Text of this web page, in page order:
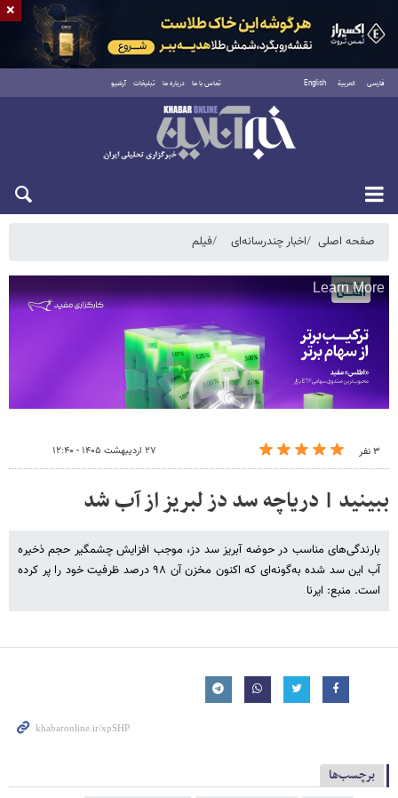
فارسی العربية English تماس با ما درباره ما تبلیغات آرشیو
دوشنبه ۱۹ مرداد ۱۴۰۵
صفحه اصلی اخبار چندرسانه‌ای فیلم
۳ نفر ۲۷ اردیبهشت ۱۴۰۵ - ۱۲:۴۰
ببینید | دریاچه سد دز لبریز از آب شد
بارندگی‌های مناسب در حوضه آبریز سد دز، موجب افزایش چشمگیر حجم ذخیره
آب این سد شده به‌گونه‌ای که اکنون مخزن آن ۹۸ درصد ظرفیت خود را پر کرده
است. منبع: ایرنا
برچسب‌ها
×